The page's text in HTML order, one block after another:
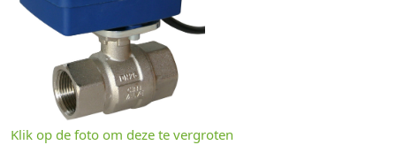
Klik op de foto om deze te vergroten